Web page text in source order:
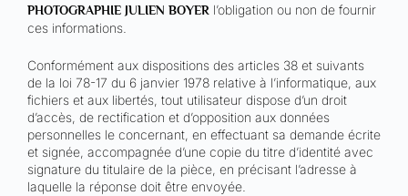
PHOTOGRAPHIE JULIEN BOYER l’obligation ou non de fournir
ces informations.
Conformément aux dispositions des articles 38 et suivants
de la loi 78-17 du 6 janvier 1978 relative à l’informatique, aux
fichiers et aux libertés, tout utilisateur dispose d’un droit
d’accès, de rectification et d’opposition aux données
personnelles le concernant, en effectuant sa demande écrite
et signée, accompagnée d’une copie du titre d’identité avec
signature du titulaire de la pièce, en précisant l’adresse à
laquelle la réponse doit être envoyée.